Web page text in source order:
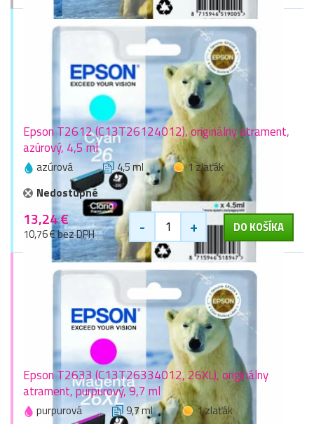
Epson T2612 (C13T26124012), originálny atrament,
azúrový, 4,5 ml
azúrová 4,5 ml
1 zlaťák
Nedostupné
13,24 €
10,76 € bez DPH - + DO KOŠÍKA
Epson T2633 (C13T26334012, 26XL), originálny
atrament, purpurový, 9,7 ml
purpurová 9,7 ml
1 zlaťák